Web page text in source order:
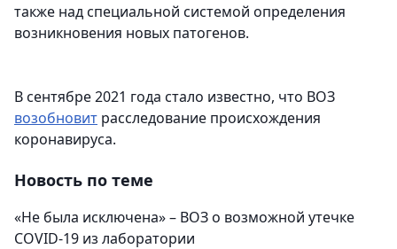
также над специальной системой определения
возникновения новых патогенов.
В сентябре 2021 года стало известно, что ВОЗ
возобновит расследование происхождения
коронавируса.
Новость по теме
«Не была исключена» – ВОЗ о возможной утечке
COVID-19 из лаборатории